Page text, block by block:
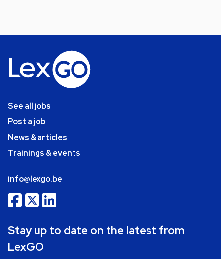
See all jobs
Post a job
News & articles
Trainings & events
info@lexgo.be
Stay up to date on the latest from
LexGO